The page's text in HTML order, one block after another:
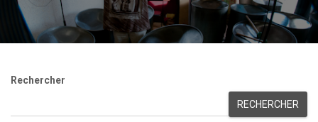
Rechercher
RECHERCHER